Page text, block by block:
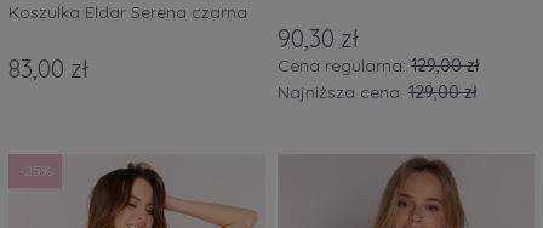
Koszulka Eldar Serena czarna
83,00 zł
90,30 zł
Cena regularna: 129,00 zł
Najniższa cena: 129,00 zł
-25%